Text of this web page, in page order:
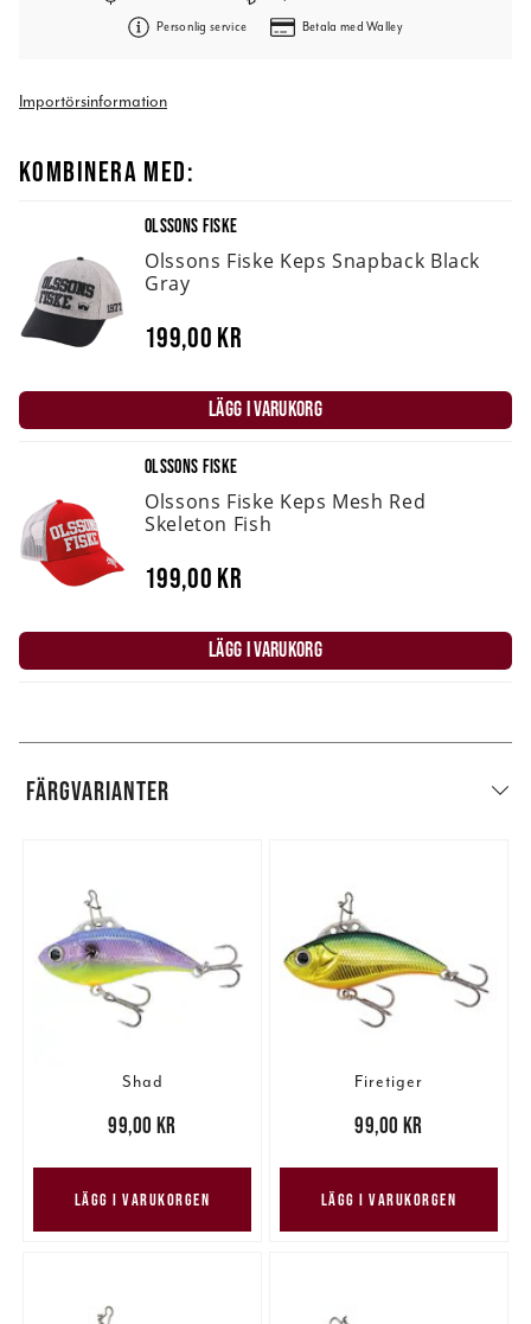
Personlig service Betala med Walley
Importörsinformation
KOMBINERA MED:
OLSSONS FISKE
Olssons Fiske Keps Snapback Black
Gray
199,00 kr
LÄGG I VARUKORG
OLSSONS FISKE
Olssons Fiske Keps Mesh Red
Skeleton Fish
199,00 kr
LÄGG I VARUKORG
FÄRGVARIANTER
Shad
99,00 kr
99,00 kr
LÄGG I VARUKORGEN
Firetiger
99,00 kr
99,00 kr
LÄGG I VARUKORGEN